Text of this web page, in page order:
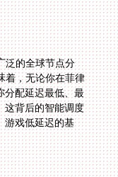
泛的全球节点分
，无论你在菲律
配延迟最低、最
背后的智能调度
游戏低延迟的基